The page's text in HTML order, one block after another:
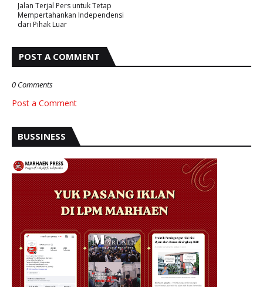
Jalan Terjal Pers untuk Tetap
Mempertahankan Independensi
dari Pihak Luar
POST A COMMENT
0 Comments
Post a Comment
BUSSINESS